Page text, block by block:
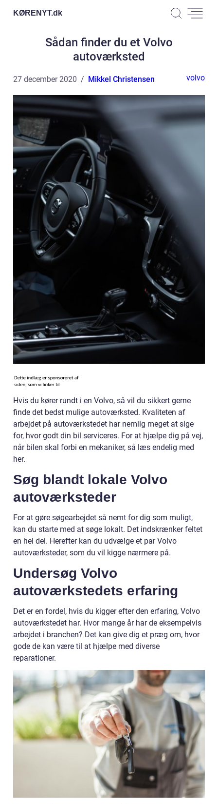
KØRENYT.dk
Sådan finder du et Volvo
autoværksted
27 december 2020 Mikkel Christensen volvo
Hvis du kører rundt i en Volvo, så vil du sikkert gerne
finde det bedst mulige autoværksted. Kvaliteten af
arbejdet på autoværkstedet har nemlig meget at sige
for, hvor godt din bil serviceres. For at hjælpe dig på vej,
når bilen skal forbi en mekaniker, så læs endelig med
her.
Søg blandt lokale Volvo
autoværksteder
For at gøre søgearbejdet så nemt for dig som muligt,
kan du starte med at søge lokalt. Det indskrænker feltet
en hel del. Herefter kan du udvælge et par Volvo
autoværksteder, som du vil kigge nærmere på.
Undersøg Volvo
autoværkstedets erfaring
Det er en fordel, hvis du kigger efter den erfaring, Volvo
autoværkstedet har. Hvor mange år har de eksempelvis
arbejdet i branchen? Det kan give dig et præg om, hvor
gode de kan være til at hjælpe med diverse
reparationer.